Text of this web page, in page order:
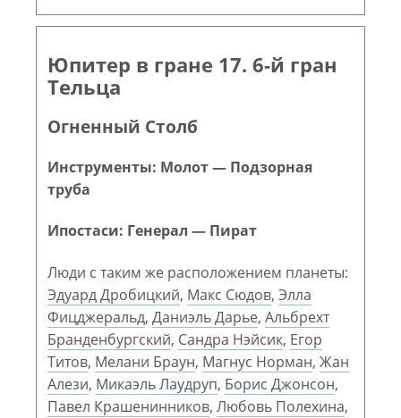
Юпитер в гране 17. 6-й гран
Тельца
Огненный Столб
Инструменты: Молот — Подзорная
труба
Ипостаси: Генерал — Пират
Люди с таким же расположением планеты:
Эдуард Дробицкий, Макс Сюдов, Элла
Фицджеральд, Даниэль Дарье, Альбрехт
Бранденбургский, Сандра Нэйсик, Егор
Титов, Мелани Браун, Магнус Норман, Жан
Алези, Микаэль Лаудруп, Борис Джонсон,
Павел Крашенинников, Любовь Полехина,